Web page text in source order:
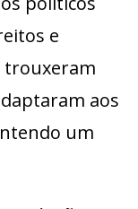
e
trouxeram
aos
um